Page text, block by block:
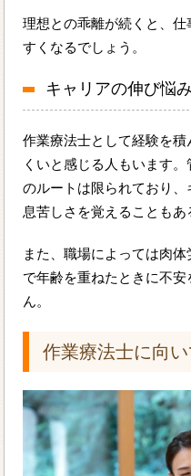
理想との乖離が続くと、
すくなるでしょう。
キャリアの伸び悩
作業療法士として経験を
くいと感じる人もいます
のルートは限られており
息苦しさを覚えることもあ
また、職場によっては肉
で年齢を重ねたときに不
ん。
作業療法士に向